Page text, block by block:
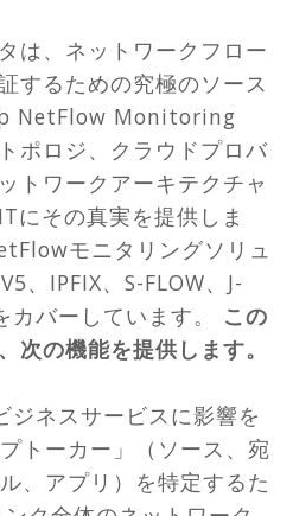
は、ネットワークフロー
するための究極のソース
NetFlow Monitoring
ポロジ、クラウドプロバ
トワークアーキテクチャ
にその真実を提供しま
モニタリングソリュ
、IPFIX、S-FLOW、J-
カバーしています。 この
次の機能を提供します。
ネスサービスに影響を
トーカー」（ソース、宛
、アプリ）を特定するた